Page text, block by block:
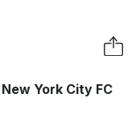
York City FC